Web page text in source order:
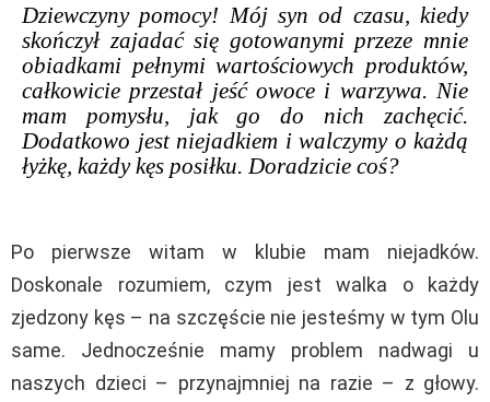
Dziewczyny pomocy! Mój syn od czasu, kiedy
skończył zajadać się gotowanymi przeze mnie
obiadkami pełnymi wartościowych produktów,
całkowicie przestał jeść owoce i warzywa. Nie
mam pomysłu, jak go do nich zachęcić.
Dodatkowo jest niejadkiem i walczymy o każdą
łyżkę, każdy kęs posiłku. Doradzicie coś?
Po pierwsze witam w klubie mam niejadków.
Doskonale rozumiem, czym jest walka o każdy
zjedzony kęs – na szczęście nie jesteśmy w tym Olu
same. Jednocześnie mamy problem nadwagi u
naszych dzieci – przynajmniej na razie – z głowy.